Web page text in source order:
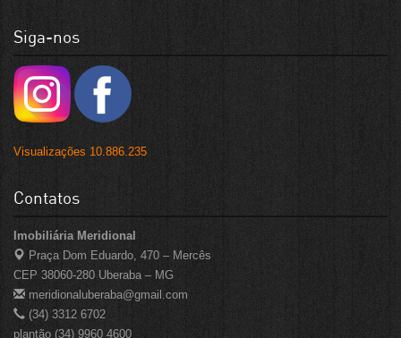
Siga-nos
Visualizações 10.886.235
Contatos
Imobiliária Meridional
Praça Dom Eduardo, 470 – Mercês
CEP 38060-280 Uberaba – MG
meridionaluberaba@gmail.com
(34) 3312 6702
plantão (34) 9960 4600